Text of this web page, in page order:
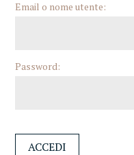
Email o nome utente:
Password: